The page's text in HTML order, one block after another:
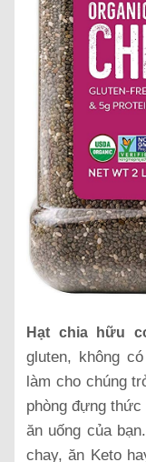
Hạt chia hữu
gluten, không
làm cho chúng
phòng đựng
ăn uống của bạn.
chay, ăn Keto